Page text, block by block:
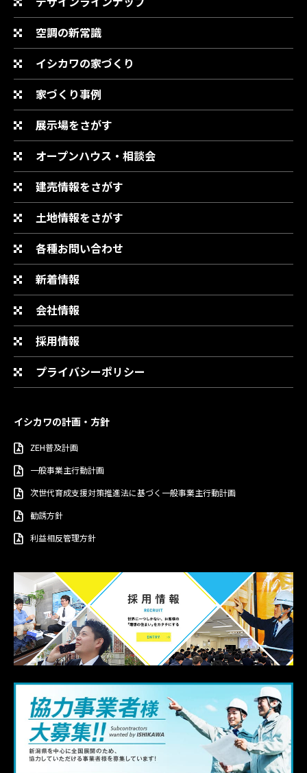
空調の新常識
イシカワの家づくり
家づくり事例
展示場をさがす
オープンハウス・相談会
建売情報をさがす
土地情報をさがす
各種お問い合わせ
新着情報
会社情報
採用情報
プライバシーポリシー
イシカワの計画・方針
ZEH普及計画
一般事業主行動計画
次世代育成支援対策推進法に基づく一般事業主行動計画
勧誘方針
利益相反管理方針